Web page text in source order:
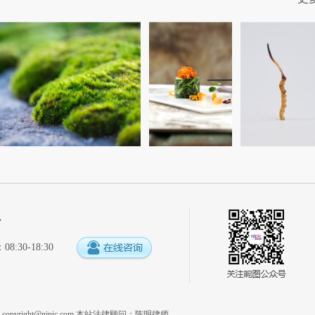
08:30-18:30